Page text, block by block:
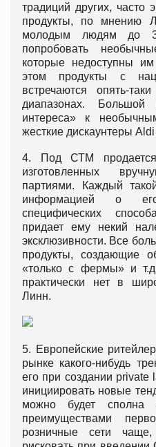
традиций других, часто
продукты, по мнению
молодым людям до
попробовать
которые недоступны
этом продукты с
встречаются опять-
диапазонах.
интереса» к
жесткие дискаунтеры
4. Под СТМ
изготовленных
партиями. Каждый
информацией о
специфических
придает ему некий
эксклюзивности. Все
продукты, создающие
«только с фермы» и
практически нет в
Линн.
5. Европейские
рынке какого-нибудь
его при создании
инициировать новые
можно будет сполна
преимуществами
розничные сети